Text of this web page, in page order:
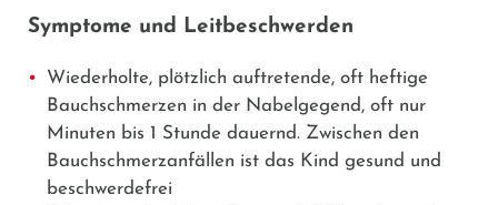
Symptome und Leitbeschwerden
Wiederholte, plötzlich auftretende, oft heftige
Bauchschmerzen in der Nabelgegend, oft nur
Minuten bis 1 Stunde dauernd. Zwischen den
Bauchschmerzanfällen ist das Kind gesund und
beschwerdefrei